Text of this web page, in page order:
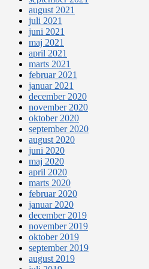
august 2021
juli 2021
juni 2021
maj 2021
april 2021
marts 2021
februar 2021
januar 2021
december 2020
november 2020
oktober 2020
september 2020
august 2020
juni 2020
maj 2020
april 2020
marts 2020
februar 2020
januar 2020
december 2019
november 2019
oktober 2019
september 2019
august 2019